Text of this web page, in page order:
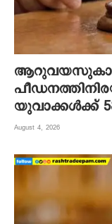
യുവാക്കൾക്ക്
August 4, 2026